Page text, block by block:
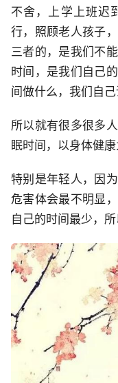
不舍，上学上班迟
行，照顾老人孩子
三者的，是我们不
时间，是我们自己
间做什么，我们自己
所以就有很多很多
眠时间，以身体健康
特别是年轻人，因
危害体会最不明显
自己的时间最少，所